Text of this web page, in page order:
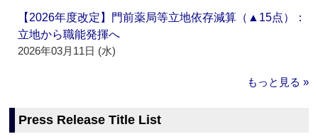
【2026年度改定】門前薬局等立地依存減算（▲15点）：
立地から職能発揮へ
2026年03月11日 (水)
もっと見る »
Press Release Title List